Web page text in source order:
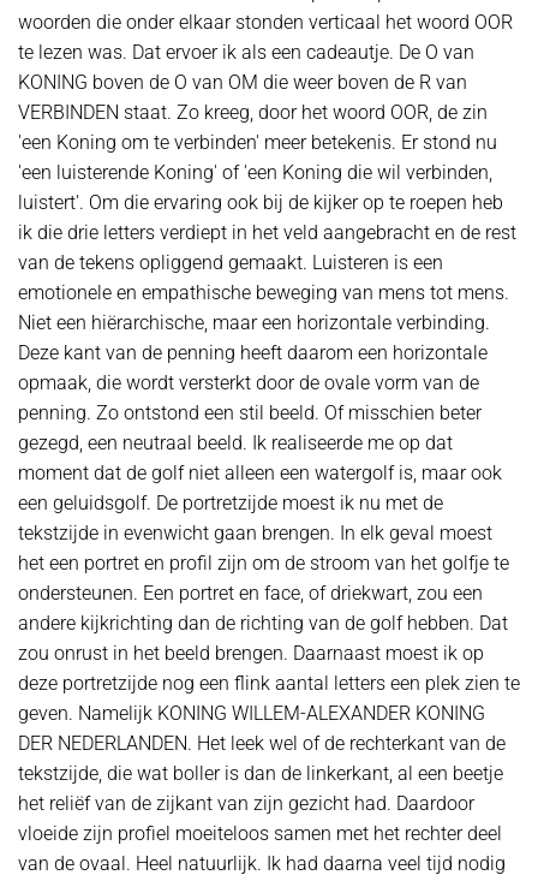
woorden die onder elkaar stonden verticaal het woord OOR
te lezen was. Dat ervoer ik als een cadeautje. De O van
KONING boven de O van OM die weer boven de R van
VERBINDEN staat. Zo kreeg, door het woord OOR, de zin
'een Koning om te verbinden' meer betekenis. Er stond nu
'een luisterende Koning' of 'een Koning die wil verbinden,
luistert'. Om die ervaring ook bij de kijker op te roepen heb
ik die drie letters verdiept in het veld aangebracht en de rest
van de tekens opliggend gemaakt. Luisteren is een
emotionele en empathische beweging van mens tot mens.
Niet een hiërarchische, maar een horizontale verbinding.
Deze kant van de penning heeft daarom een horizontale
opmaak, die wordt versterkt door de ovale vorm van de
penning. Zo ontstond een stil beeld. Of misschien beter
gezegd, een neutraal beeld. Ik realiseerde me op dat
moment dat de golf niet alleen een watergolf is, maar ook
een geluidsgolf. De portretzijde moest ik nu met de
tekstzijde in evenwicht gaan brengen. In elk geval moest
het een portret en profil zijn om de stroom van het golfje te
ondersteunen. Een portret en face, of driekwart, zou een
andere kijkrichting dan de richting van de golf hebben. Dat
zou onrust in het beeld brengen. Daarnaast moest ik op
deze portretzijde nog een flink aantal letters een plek zien te
geven. Namelijk KONING WILLEM-ALEXANDER KONING
DER NEDERLANDEN. Het leek wel of de rechterkant van de
tekstzijde, die wat boller is dan de linkerkant, al een beetje
het reliëf van de zijkant van zijn gezicht had. Daardoor
vloeide zijn profiel moeiteloos samen met het rechter deel
van de ovaal. Heel natuurlijk. Ik had daarna veel tijd nodig